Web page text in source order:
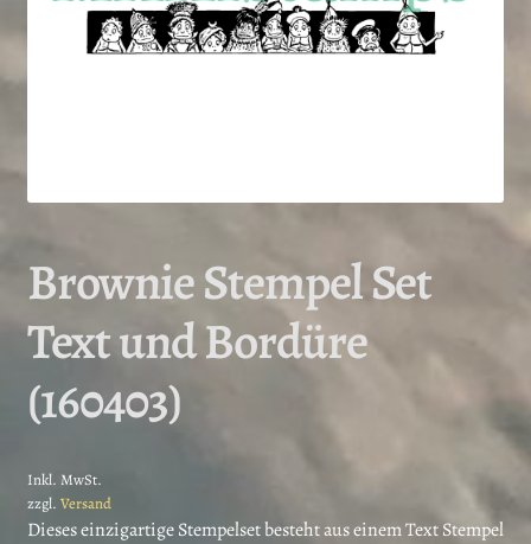
Brownie Stempel Set
Text und Bordüre
(160403)
Inkl. MwSt.
zzgl. Versand
Dieses einzigartige Stempelset besteht aus einem Text Stempel